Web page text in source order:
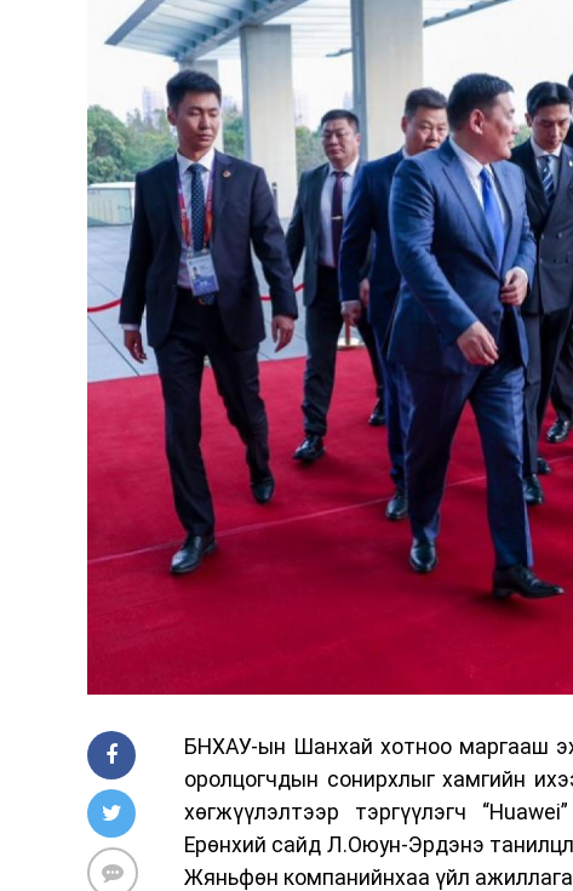
БНХАУ-ын Шанхай хотноо маргааш
оролцогчдын сонирхлыг хамгийн
хөгжүүлэлтээр тэргүүлэгч
Ерөнхий сайд Л.Оюун-Эрдэнэ
Жяньфөн компанийнхаа үйл